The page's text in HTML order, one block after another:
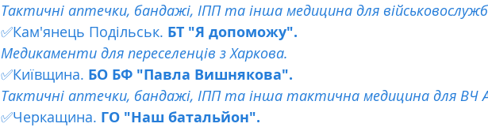
Тактичні аптечки, бандажі, ІПП та інша медицина для
✅Кам'янець Подільськ. БТ "Я допоможу".
Медикаменти для переселенців з Харкова.
✅Київщина. БО БФ "Павла Вишнякова".
Тактичні аптечки, бандажі, ІПП та інша тактична медицина для ВЧ
✅Черкащина. ГО "Наш батальйон".